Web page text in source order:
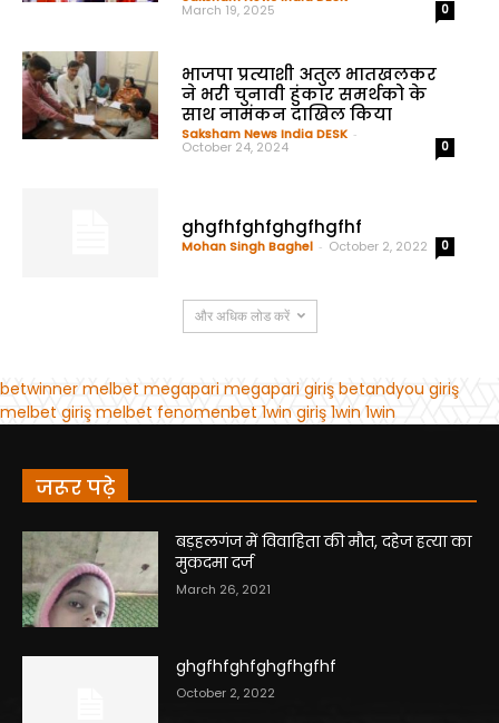
जरूर पढ़े
बड़हलगंज में विवाहिता की मौत, दहेज हत्या का
मुकदमा दर्ज
March 26, 2021
ghgfhfghfghgfhgfhf
October 2, 2022